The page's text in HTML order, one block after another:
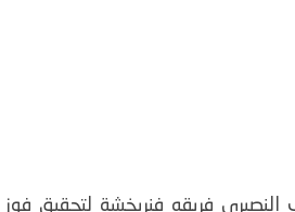
فريقه فنربخشة لتحقيق